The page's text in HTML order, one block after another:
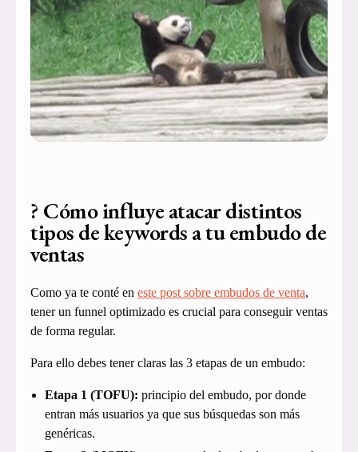
? Cómo influye atacar distintos
tipos de keywords a tu embudo de
ventas
Como ya te conté en este post sobre embudos de venta,
tener un funnel optimizado es crucial para conseguir ventas
de forma regular.
Para ello debes tener claras las 3 etapas de un embudo:
Etapa 1 (TOFU): principio del embudo, por donde
entran más usuarios ya que sus búsquedas son más
genéricas.